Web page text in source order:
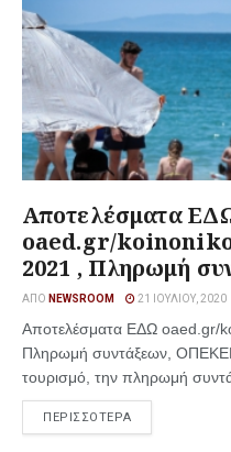
Αποτελέσματα
oaed.gr/
2021 , Πληρωμή
ΑΠΌ NEWSROOM 21 ΙΟΥΛΊΟΥ, 2020
Αποτελέσματα ΕΔΩ oaed.gr/
Πληρωμή συντάξεων,
τουρισμό, την πληρωμή
ΠΕΡΙΣΣΟΤΕΡΑ